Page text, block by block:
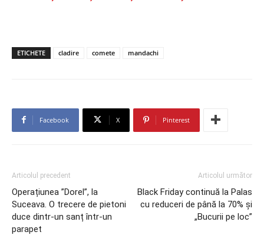
ETICHETE cladire comete mandachi
Facebook X Pinterest
Articolul precedent
Operațiunea ”Dorel”, la
Suceava. O trecere de pietoni
duce dintr-un sanț într-un
parapet
Articolul următor
Black Friday continuă la Palas
cu reduceri de până la 70% și
„Bucurii pe loc”